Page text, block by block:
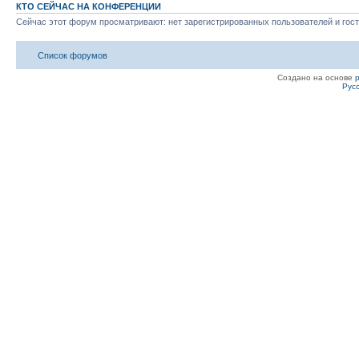
КТО СЕЙЧАС НА КОНФЕРЕНЦИИ
Сейчас этот форум просматривают: нет зарегистрированных пользователей и
Список форумов
Создано на основе